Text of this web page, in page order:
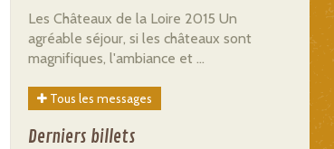
Les Châteaux de la Loire 2015 Un
agréable séjour, si les châteaux sont
magnifiques, l'ambiance et ...
Tous les messages
Derniers billets